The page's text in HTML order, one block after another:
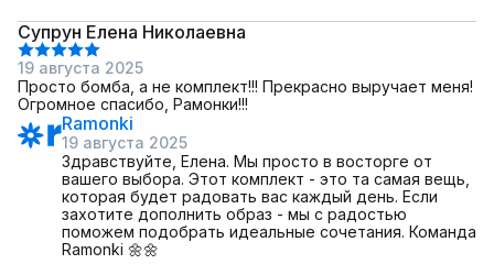
Супрун Елена Николаевна
19 августа 2025
Просто бомба, а не комплект!!! Прекрасно выручает меня!
Огромное спасибо, Рамонки!!!
Ramonki
19 августа 2025
Здравствуйте, Елена. Мы просто в восторге от
вашего выбора. Этот комплект - это та самая вещь,
которая будет радовать вас каждый день. Если
захотите дополнить образ - мы с радостью
поможем подобрать идеальные сочетания. Команда
Ramonki 🌼🌼